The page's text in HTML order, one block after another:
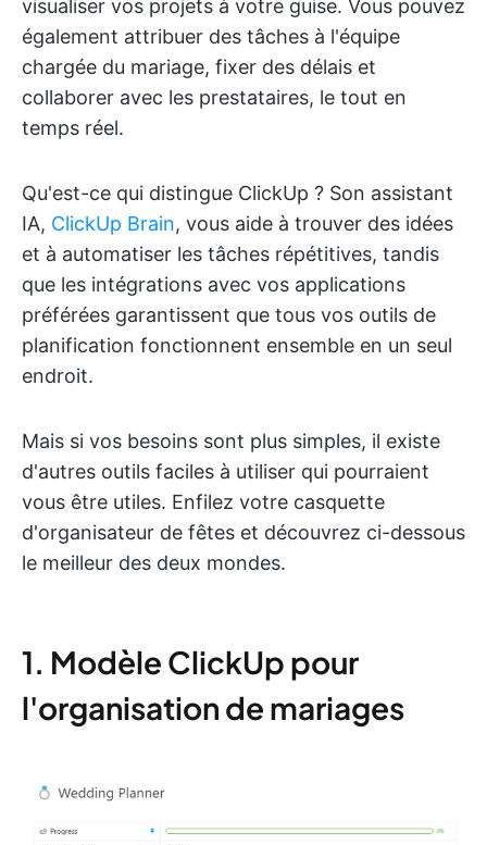
visualiser vos projets à votre guise. Vous pouvez
également attribuer des tâches à l'équipe
chargée du mariage, fixer des délais et
collaborer avec les prestataires, le tout en
temps réel.
Qu'est-ce qui distingue ClickUp ? Son assistant
IA, ClickUp Brain, vous aide à trouver des idées
et à automatiser les tâches répétitives, tandis
que les intégrations avec vos applications
préférées garantissent que tous vos outils de
planification fonctionnent ensemble en un seul
endroit.
Mais si vos besoins sont plus simples, il existe
d'autres outils faciles à utiliser qui pourraient
vous être utiles. Enfilez votre casquette
d'organisateur de fêtes et découvrez ci-dessous
le meilleur des deux mondes.
1. Modèle ClickUp pour
l'organisation de mariages